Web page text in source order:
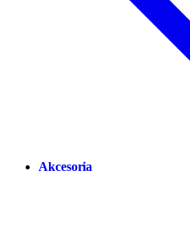
Akcesoria